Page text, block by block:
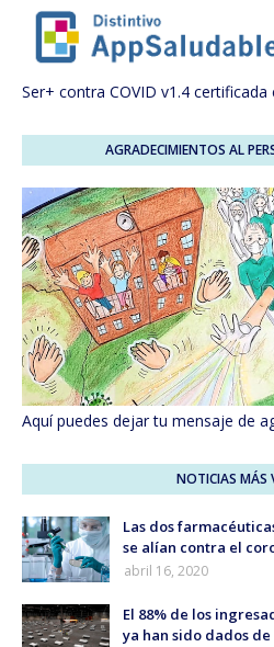
Ser+ contra COVID v1.4
AGRADECIMIENTOS AL
Aquí puedes dejar tu mensaje de
NOTICIAS MÁS
Las dos
se alían contra el
abril 16, 2020
El 88% de los
ya han sido dados